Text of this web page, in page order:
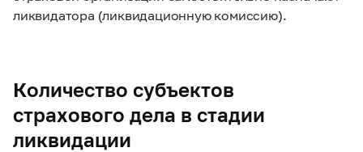
ликвидатора (ликвидационную комиссию).
Количество субъектов
страхового дела в стадии
ликвидации